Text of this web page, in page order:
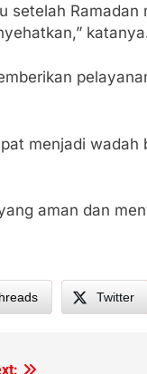
setelah Ramadan
menjadi wadah
aman dan
Twitter